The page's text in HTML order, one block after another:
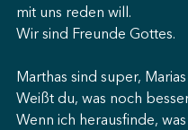
mit uns reden will.
Wir sind Freunde Gottes.
Marthas sind super,
Weißt du, was noch
Wenn ich herausfinde, was